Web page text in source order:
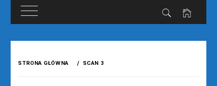
STRONA GŁÓWNA SCAN 3